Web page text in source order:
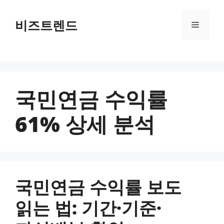
건너뛰기비즈트렌드 메뉴
국민연금 수익률
61% 상세 분석
국민연금 수익률 보도
읽는 법: 기간·기준·